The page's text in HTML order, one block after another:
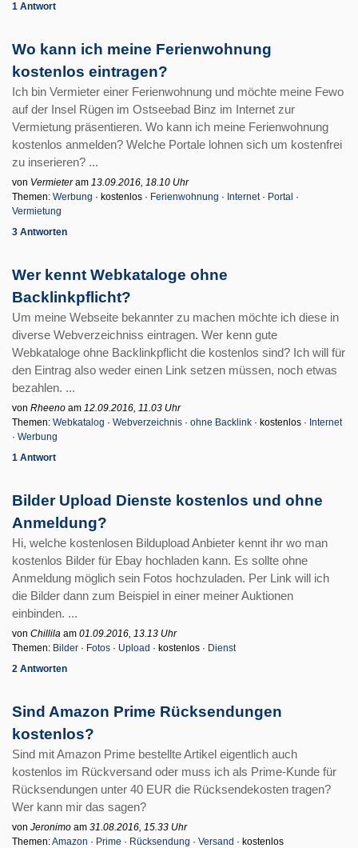
1 Antwort
Wo kann ich meine Ferienwohnung
kostenlos eintragen?
Ich bin Vermieter einer Ferienwohnung und möchte meine Fewo
auf der Insel Rügen im Ostseebad Binz im Internet zur
Vermietung präsentieren. Wo kann ich meine Ferienwohnung
kostenlos anmelden? Welche Portale lohnen sich um kostenfrei
zu inserieren? ...
von Vermieteram 13.09.2016, 18.10 Uhr
Themen: Werbung · kostenlos · Ferienwohnung · Internet· Portal ·
Vermietung
3 Antworten
Wer kennt Webkataloge ohne
Backlinkpflicht?
Um meine Webseite bekannter zu machen möchte ich diese in
diverse Webverzeichniss eintragen. Wer kenn gute
Webkataloge ohne Backlinkpflicht die kostenlos sind? Ich will für
den Eintrag also weder einen Link setzen müssen, noch etwas
bezahlen. ...
von Rheeno am 12.09.2016, 11.03 Uhr
Themen: Webkatalog · Webverzeichnis · ohne Backlink · kostenlos · Internet
· Werbung
1 Antwort
Bilder Upload Dienste kostenlos und ohne
Anmeldung?
Hi, welche kostenlosen Bildupload Anbieter kennt ihr wo man
kostenlos Bilder für Ebay hochladen kann. Es sollte ohne
Anmeldung möglich sein Fotos hochzuladen. Per Link will ich
die Bilder dann zum Beispiel in einer meiner Auktionen
einbinden. ...
von Chillila am 01.09.2016, 13.13 Uhr
Themen: Bilder · Fotos · Upload · kostenlos · Dienst
2 Antworten
Sind Amazon Prime Rücksendungen
kostenlos?
Sind mit Amazon Prime bestellte Artikel eigentlich auch
kostenlos im Rückversand oder muss ich als Prime-Kunde für
Rücksendungen unter 40 EUR die Rücksendekosten tragen?
Wer kann mir das sagen?
von Jeronimo am 31.08.2016, 15.33 Uhr
Themen:Amazon · Prime · Rücksendung · Versand · kostenlos